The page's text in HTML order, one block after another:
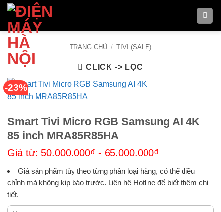
Bỏ
nội
dung
TRANG CHỦ / TIVI (SALE)
CLICK -> LỌC
-23%
Smart Tivi Micro RGB Samsung AI 4K
85 inch MRA85R85HA
Giá từ: 50.000.000₫ - 65.000.000₫
Giá sản phẩm tùy theo từng phân loại hàng, có thể điều
chỉnh mà không kịp báo trước. Liên hệ Hotline để biết thêm chi
tiết.